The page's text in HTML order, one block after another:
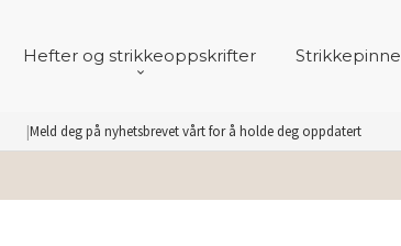
Meld deg på nyhetsbrevet vårt for å holde deg oppdatert
Hefter og strikkeoppskrifter